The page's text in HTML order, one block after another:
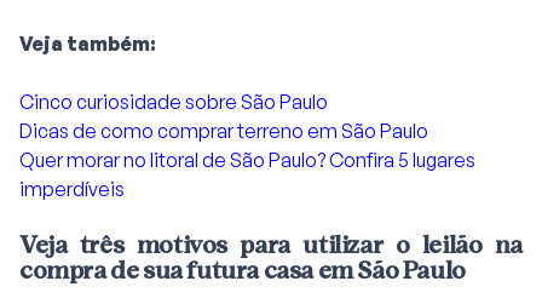
Veja também:
Cinco curiosidade sobre São Paulo
Dicas de como comprar terreno em São Paulo
Quer morar no litoral de São Paulo? Confira 5 lugares
imperdíveis
Veja três motivos para utilizar o leilão na
compra de sua futura casa em São Paulo